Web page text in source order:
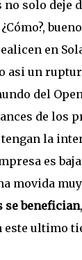
solo deje
en
asi un
del
de los
la
es
movida
se benefician
este ultimo